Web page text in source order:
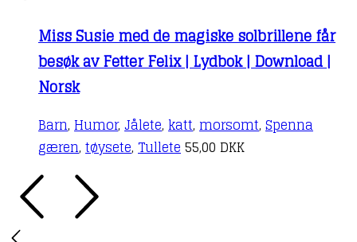
Miss Susie med de magiske solbrillene får
besøk av Fetter Felix | Lydbok | Download |
Norsk
Barn, Humor, Jålete, katt, morsomt, Spenna
gæren, tøysete, Tullete55,00 DKK